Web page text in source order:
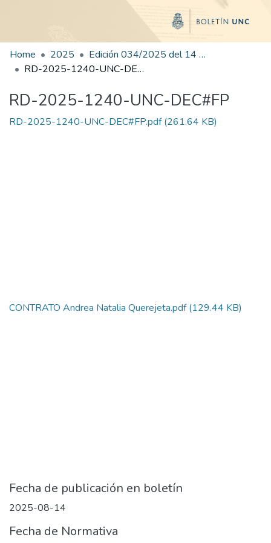
Home 2025
Edición 034/2025 del 14 de agosto de 2025
RD-2025-1240-UNC-DEC#FP
RD-2025-1240-UNC-DEC#FP
RD-2025-1240-UNC-DEC#FP.pdf(261.64 KB)
CONTRATO Andrea Natalia Querejeta.pdf(129.44 KB)
Fecha de publicación en boletín
2025-08-14
Fecha de Normativa